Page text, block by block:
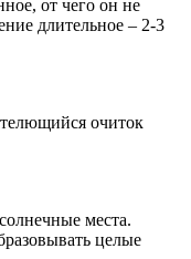
от чего он не
длительное – 2-3
очиток
места.
целые